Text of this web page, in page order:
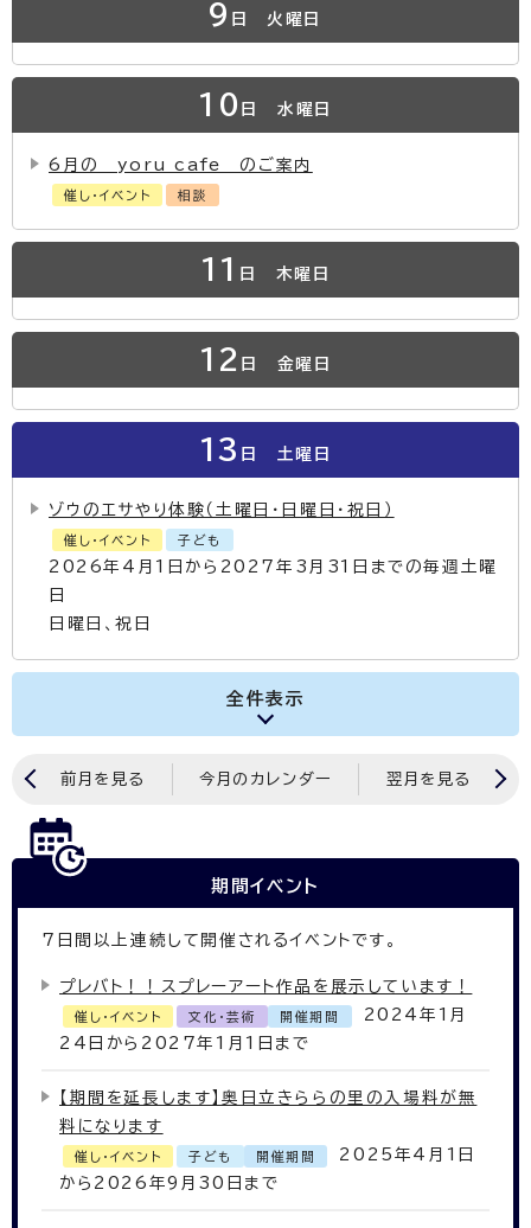
9 日 火曜日
10 日 水曜日
6月の yoru cafe のご案内
催し・イベント 相談
11 日 木曜日
12 日 金曜日
13 日 土曜日
ゾウのエサやり体験（土曜日・日曜日・祝日）
催し・イベント 子ども
2026年4月1日から2027年3月31日までの毎週土曜
日
日曜日、祝日
全件表示
前月を見る 今月のカレンダー 翌月を見る
期間イベント
7 日間以上連続して開催されるイベントです。
プレバト！！スプレーアート作品を展示しています！
催し・イベント 文化・芸術 開催期間
2024年1月
24日から2027年1月1日まで
【期間を延長します】奥日立きららの里の入場料が無
料になります
催し・イベント 子ども 開催期間
2025年4月1日
から2026年9月30日まで